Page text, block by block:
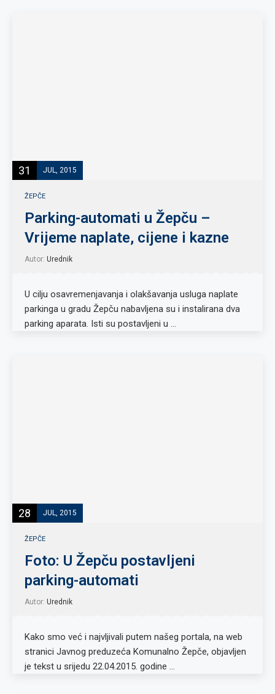
31 JUL, 2015
ŽEPČE
Parking-automati u Žepču –
Vrijeme naplate, cijene i kazne
Autor: Urednik
U cilju osavremenjavanja i olakšavanja usluga naplate
parkinga u gradu Žepču nabavljena su i instalirana dva
parking aparata. Isti su postavljeni u …
28 JUL, 2015
ŽEPČE
Foto: U Žepču postavljeni
parking-automati
Autor: Urednik
Kako smo već i najvljivali putem našeg portala, na web
stranici Javnog preduzeća Komunalno Žepče, objavljen
je tekst u srijedu 22.04.2015. godine …